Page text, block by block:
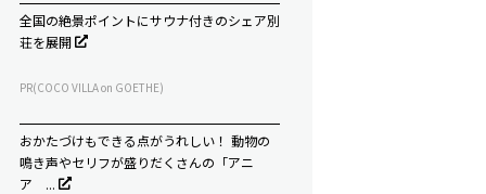
全国の絶景ポイントにサウナ付きのシェア別
荘を展開
PR(COCO VILLA on GOETHE)
おかたづけもできる点がうれしい！ 動物の
鳴き声やセリフが盛りだくさんの「アニ
ア ...